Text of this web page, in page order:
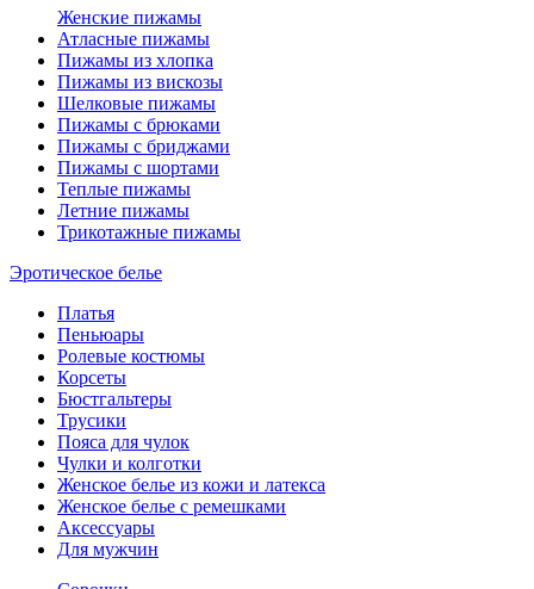
Женские пижамы
Атласные пижамы
Пижамы из хлопка
Пижамы из вискозы
Шелковые пижамы
Пижамы с брюками
Пижамы с бриджами
Пижамы с шортами
Теплые пижамы
Летние пижамы
Трикотажные пижамы
Эротическое белье
Платья
Пеньюары
Ролевые костюмы
Корсеты
Бюстгальтеры
Трусики
Пояса для чулок
Чулки и колготки
Женское белье из кожи и латекса
Женское белье с ремешками
Аксессуары
Для мужчин